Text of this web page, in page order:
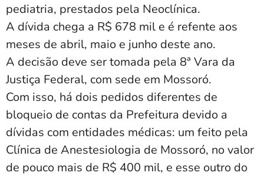
pediatria, prestados pela Neoclínica.
A dívida chega a R$ 678 mil e é refente aos
meses de abril, maio e junho deste ano.
A decisão deve ser tomada pela 8ª Vara da
Justiça Federal, com sede em Mossoró.
Com isso, há dois pedidos diferentes de
bloqueio de contas da Prefeitura devido a
dívidas com entidades médicas: um feito pela
Clínica de Anestesiologia de Mossoró, no valor
de pouco mais de R$ 400 mil, e esse outro do